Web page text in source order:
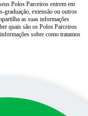
Polos Parceiros entrem em
graduação, extensão ou outros
as suas informações
quais são os Polos Parceiros
sobre como tratamos